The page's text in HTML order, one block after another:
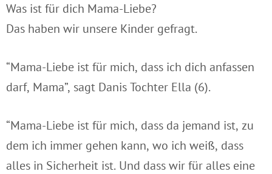
Was ist für dich Mama-Liebe?
Das haben wir unsere Kinder gefragt.
“Mama-Liebe ist für mich, dass ich dich anfassen
darf, Mama”, sagt Danis Tochter Ella (6).
“Mama-Liebe ist für mich, dass da jemand ist, zu
dem ich immer gehen kann, wo ich weiß, dass
alles in Sicherheit ist. Und dass wir für alles eine